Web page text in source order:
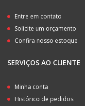
Entre em contato
Solicite um orçamento
Confira nosso estoque
SERVIÇOS AO CLIENTE
Minha conta
Histórico de pedidos